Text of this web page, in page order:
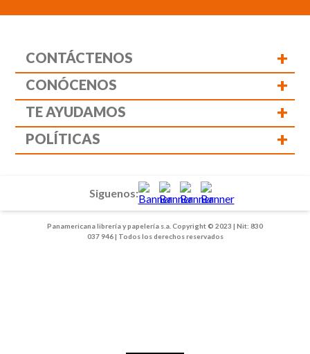
CONTÁCTENOS +
CONÓCENOS +
TE AYUDAMOS +
POLÍTICAS +
Panamericana librería y papelería s.a. Copyright © 2023 | Nit: 830
037 946 | Todos los derechos reservados
Siguenos: